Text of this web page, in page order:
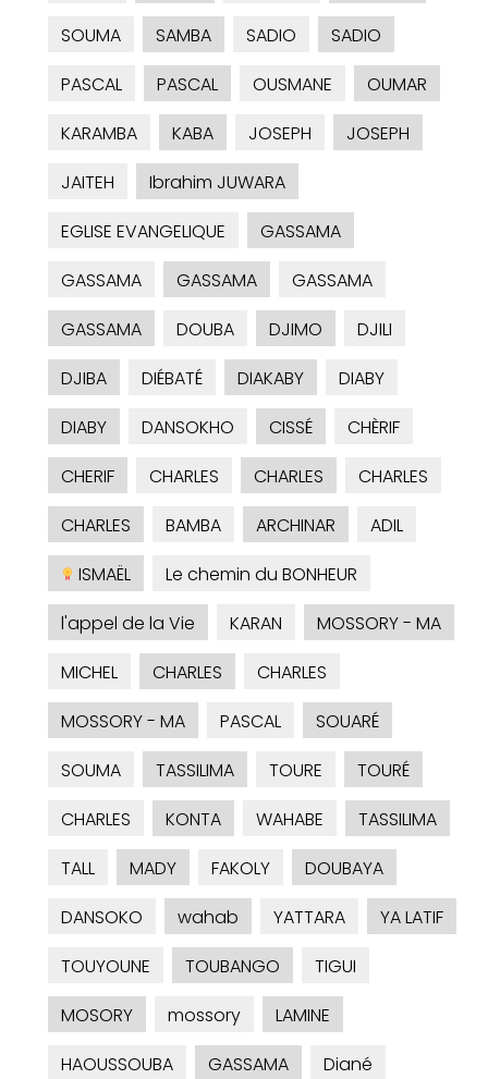
SOUMA
SAMBA SADIO
SADIO
PASCAL
PASCAL OUSMANE
OUMAR
KARAMBA
KABA JOSEPH
JOSEPH
JAITEH
Ibrahim JUWARA
EGLISE EVANGELIQUE
GASSAMA
GASSAMA
GASSAMA
GASSAMA
GASSAMA
DOUBA DJIMO
DJILI
DJIBA
DIÉBATÉ DIAKABY
DIABY
DIABY
DANSOKHO CISSÉ
CHÈRIF
CHERIF
CHARLES CHARLES
CHARLES
CHARLES
BAMBA ARCHINAR
ADIL
ISMAËL
Le chemin du BONHEUR
l'appel de la Vie
KARAN
MOSSORY - MA
MICHEL
CHARLES
CHARLES
MOSSORY - MA
PASCAL
SOUARÉ
SOUMA
TASSILIMA TOURE
TOURÉ
CHARLES
KONTA WAHABE
TASSILIMA
TALL
MADY FAKOLY
DOUBAYA
DANSOKO
wahab YATTARA
YA LATIF
TOUYOUNE
TOUBANGO
TIGUI
MOSORY
mossory
LAMINE
HAOUSSOUBA
GASSAMA
Diané